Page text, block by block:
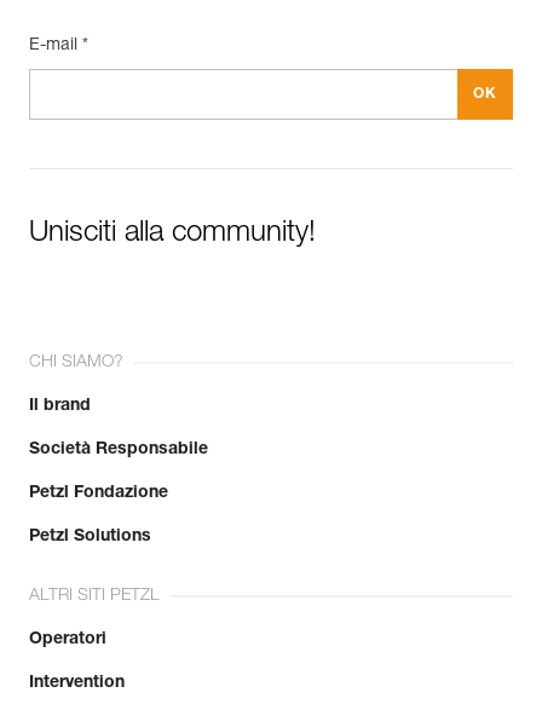
E-mail *
Unisciti alla community!
CHI SIAMO?
Il brand
Società Responsabile
Petzl Fondazione
Petzl Solutions
ALTRI SITI PETZL
Operatori
Intervention